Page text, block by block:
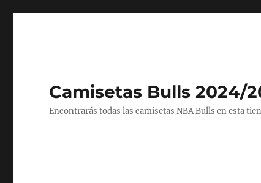
Camisetas Bulls 2024/
Encontrarás todas las camisetas NBA Bulls en esta